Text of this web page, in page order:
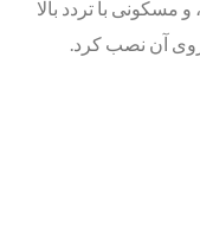
با تردد بالا
روی آن نصب کرد.